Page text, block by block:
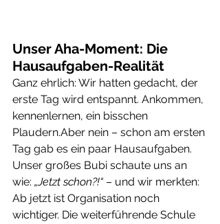
Unser Aha-Moment: Die
Hausaufgaben-Realität
Ganz ehrlich: Wir hatten gedacht, der
erste Tag wird entspannt. Ankommen,
kennenlernen, ein bisschen
Plaudern.Aber nein – schon am ersten
Tag gab es ein paar Hausaufgaben.
Unser großes Bubi schaute uns an
wie: „Jetzt schon?!“ – und wir merkten:
Ab jetzt ist Organisation noch
wichtiger. Die weiterführende Schule